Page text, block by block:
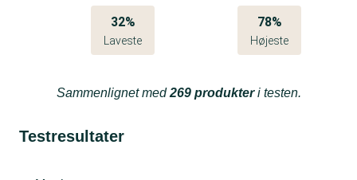
32%
Laveste
78%
Højeste
Sammenlignet med269 produkteri testen.
Testresultater